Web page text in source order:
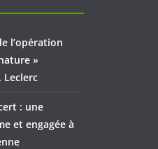
l’opération
»
Leclerc
: une
et engagée à